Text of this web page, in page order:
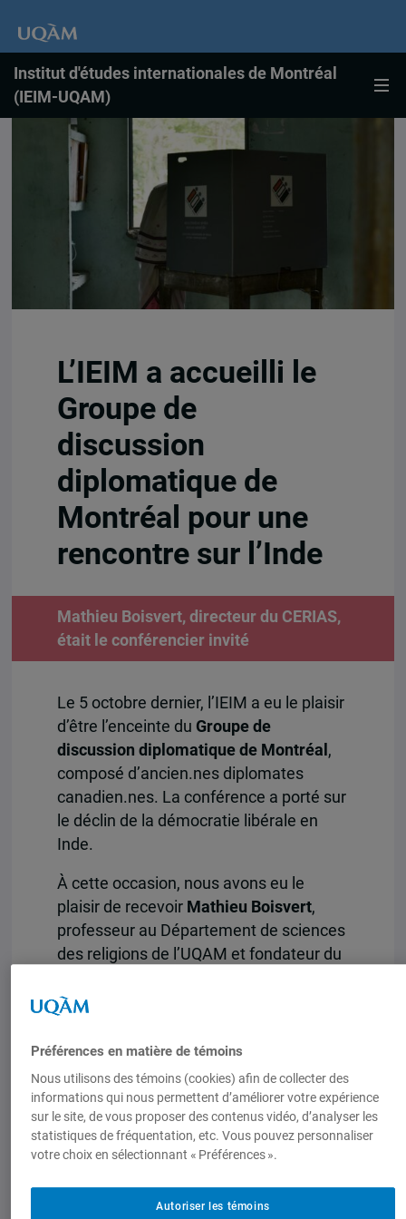
Institut d'études internationales de Montréal
(IEIM-UQAM)
L’IEIM a accueilli le
Groupe de
discussion
diplomatique de
Montréal pour une
rencontre sur l’Inde
Mathieu Boisvert, directeur du CERIAS,
était le conférencier invité
Le 5 octobre dernier, l’IEIM a eu le plaisir
d’être l’enceinte du Groupe de
discussion diplomatique de Montréal ,
composé d’ancien.nes diplomates
canadien.nes. La conférence a porté sur
le déclin de la démocratie libérale en
Inde.
À cette occasion, nous avons eu le
plaisir de recevoir Mathieu Boisvert,
professeur au Département de sciences
des religions de l’UQAM et fondateur du
l’Inde, l’Asie du Sud et sa diaspora
tableau socio-politique de l’Inde avant
de revenir sur quelques évènements qui
ont précédé et suivi l’élection nationale
de 2019. Cet exposé a permis de rendre
pouvoir du Premier Ministre indien
Préférences en matière de témoins
Nous utilisons des témoins (cookies) afin de collecter des
informations qui nous permettent d’améliorer votre expérience
sur le site, de vous proposer des contenus vidéo, d’analyser les
statistiques de fréquentation, etc. Vous pouvez personnaliser
votre choix en sélectionnant « Préférences ».
Autoriser les témoins